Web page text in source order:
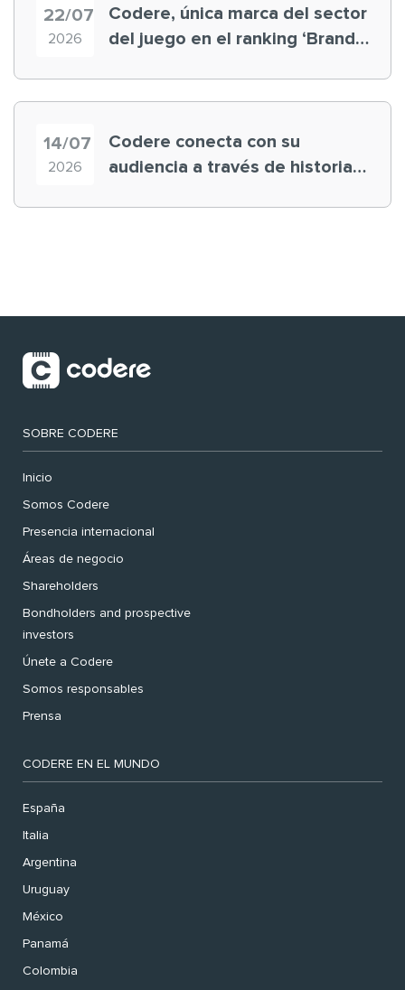
22/07
2026
Codere, única marca del sector
del juego en el ranking ‘Brand
14/07
2026
Codere conecta con su
audiencia a través de historias
SOBRE CODERE
Inicio
Somos Codere
Presencia internacional
Áreas de negocio
Shareholders
Bondholders and prospective
investors
Únete a Codere
Somos responsables
Prensa
CODERE EN EL MUNDO
España
Italia
Argentina
Uruguay
México
Panamá
Colombia